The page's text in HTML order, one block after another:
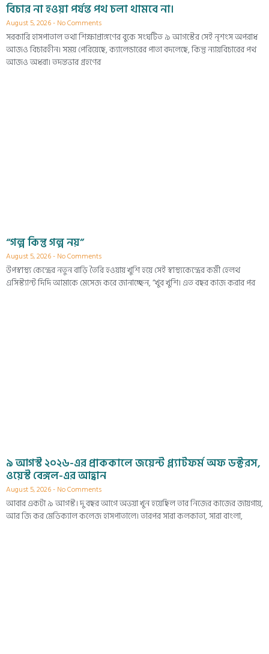
বিচার না হওয়া পর্যন্ত পথ চলা থামবে না।
August 5, 2026 No Comments
সরকারি হাসপাতাল তথা শিক্ষাপ্রাঙ্গণের বুকে সংঘটিত ৯ আগস্টের সেই নৃশংস অপরাধ
আজও বিচারহীন। সময় পেরিয়েছে, ক্যালেন্ডারের পাতা বদলেছে, কিন্তু ন্যায়বিচারের পথ
আজও অধরা। তদন্তভার গ্রহণের
“গল্প কিন্তু গল্প নয়”
August 5, 2026 No Comments
উপস্বাস্থ্য কেন্দ্রের নতুন বাড়ি তৈরি হওয়ায় খুশি হয়ে সেই স্বাস্থ্যকেন্দ্রের কর্মী হেলথ
এসিস্ট্যান্ট দিদি আমাকে মেসেজ করে জানাচ্ছেন, “খুব খুশি। এত বছর কাজ করার পর
৯ আগস্ট ২০২৬-এর প্রাককালে জয়েন্ট প্ল্যাটফর্ম অফ ডক্টরস,
ওয়েস্ট বেঙ্গল-এর আহ্বান
August 5, 2026 No Comments
আবার একটা ৯ আগস্ট। দু বছর আগে অভয়া খুন হয়েছিল তার নিজের কাজের জায়গায়,
আর জি কর মেডিক্যাল কলেজ হাসপাতালে। তারপর সারা কলকাতা, সারা বাংলা,